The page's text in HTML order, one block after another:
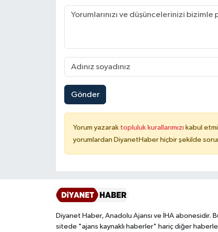
Gönder
Yorum yazarak topluluk kurallarımızı kabul
yorumlardan DiyanetHaber hiçbir şekilde
Diyanet Haber, Anadolu Ajansı ve İHA abonesidir.
sitede "ajans kaynaklı haberler" hariç diğer
Kastamonu Müftülüğü
Kayseri Müftülüğü
Kilis Müftülüğü
Kırıkkale Müftülüğü
Kırşehir Müftülüğü
Kocaeli Müftülüğü